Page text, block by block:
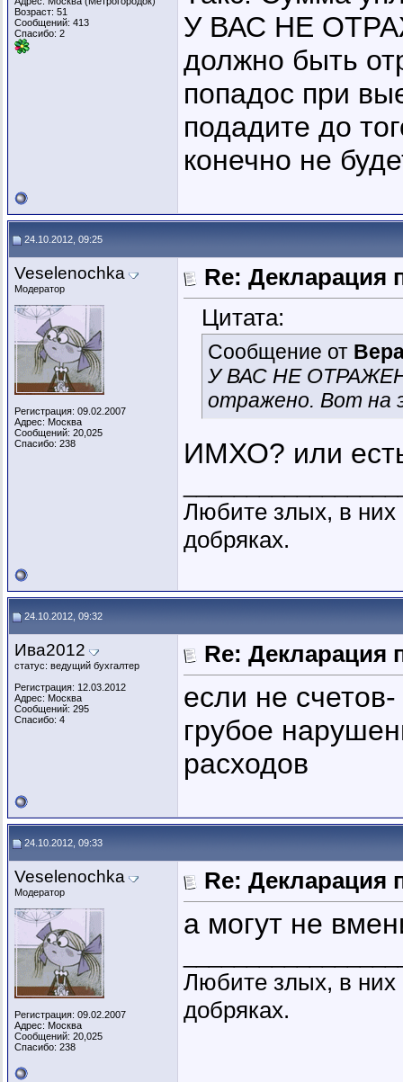
Возраст: 51
Сообщений: 413
Спасибо: 2
У ВАС НЕ
должно быть
попадос при
подадите до
конечно не
24.10.2012, 09:25
Veselenochka
Модератор
Регистрация: 09.02.2007
Адрес: Москва
Сообщений: 20,025
Спасибо: 238
Re:
Цитата:
Сообщение от
У ВАС НЕ
отражено. Вот на
ИМХО? или
Любите злых, в
добряках.
24.10.2012, 09:32
Ива2012
статус: ведущий бухгалтер
Регистрация: 12.03.2012
Адрес: Москва
Сообщений: 295
Спасибо: 4
Re:
если не
грубое
расходов
24.10.2012, 09:33
Veselenochka
Модератор
Регистрация: 09.02.2007
Адрес: Москва
Сообщений: 20,025
Спасибо: 238
Re:
а могут не
Любите злых, в
добряках.